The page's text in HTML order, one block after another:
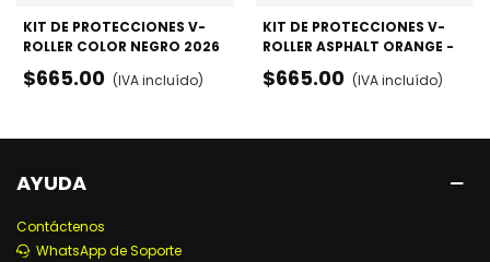
KIT DE PROTECCIONES V-
ROLLER COLOR NEGRO 2026
- RODILLERAS, CODERAS Y
MUÑEQUERAS
$665.00 (IVA incluído)
KIT DE PROTECCIONES V-
ROLLER ASPHALT ORANGE -
RODILLERAS, CODERAS Y
MUÑEQUERAS
$665.00 (IVA incluído)
AYUDA
Contáctenos
WhatsApp de Soporte